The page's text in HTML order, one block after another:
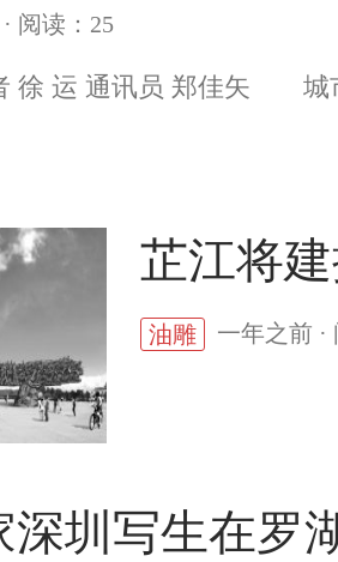
阅读：25
运 通讯员 郑佳矢 城市
芷江将
油雕 一年之前 ·
深圳写生在罗